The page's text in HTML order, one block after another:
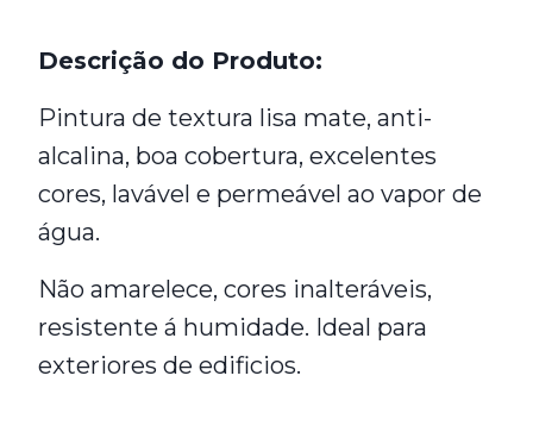
Descrição do Produto:
Pintura de textura lisa mate, anti-
alcalina, boa cobertura, excelentes
cores, lavável e permeável ao vapor de
água.
Não amarelece, cores inalteráveis,
resistente á humidade. Ideal para
exteriores de edificios.